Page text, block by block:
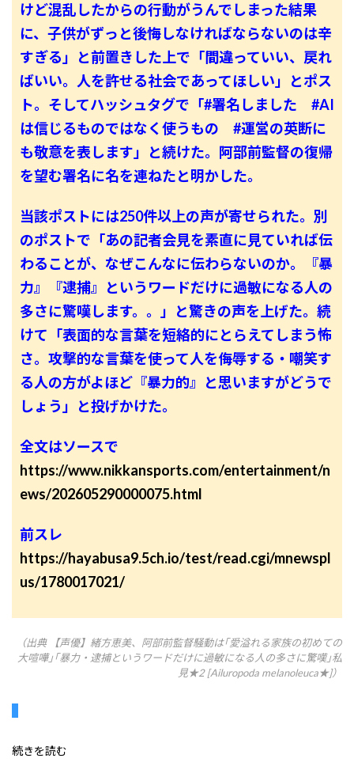
けど混乱したからの行動がうんでしまった結果
に、子供がずっと後悔しなければならないのは辛
すぎる」と前置きした上で「間違っていい、戻れ
ばいい。人を許せる社会であってほしい」とポス
ト。そしてハッシュタグで「#署名しました #AI
は信じるものではなく使うもの #運営の英断に
も敬意を表します」と続けた。阿部前監督の復帰
を望む署名に名を連ねたと明かした。
当該ポストには250件以上の声が寄せられた。別
のポストで「あの記者会見を素直に見ていれば伝
わることが、なぜこんなに伝わらないのか。『暴
力』『逮捕』というワードだけに過敏になる人の
多さに驚嘆します。。」と驚きの声を上げた。続
けて「表面的な言葉を短絡的にとらえてしまう怖
さ。攻撃的な言葉を使って人を侮辱する・嘲笑す
る人の方がよほど『暴力的』と思いますがどうで
しょう」と投げかけた。
全文はソースで
https://www.nikkansports.com/entertainment/n
ews/202605290000075.html
前スレ
https://hayabusa9.5ch.io/test/read.cgi/mnewspl
us/1780017021/
（出典 【声優】緒方恵美、阿部前監督騒動は｢愛溢れる家族の初めての
大喧嘩｣｢暴力・逮捕というワードだけに過敏になる人の多さに驚嘆｣私
見★2 [Ailuropoda melanoleuca★]）
続きを読む